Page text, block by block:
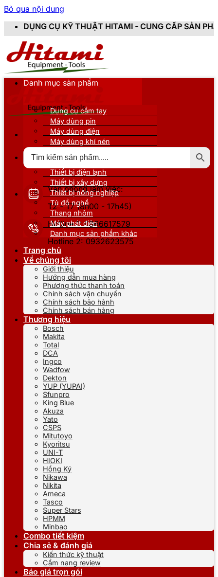
Bỏ qua nội dung
- CUNG CẤP SẢN PHẨM CHÍNH HÃNG, MỚI
Văn phòng làm việc:
T2 - T7 (8h00 - 17h45)
Hotline 1: 0866617579
Hotline 2: 0932623575
Danh mục sản phẩm
Dụng cụ cầm tay
Máy dùng pin
Máy dùng điện
Máy dùng khí nén
Thiết bị nâng đỡ
Thiết bị điện lạnh
Thiết bị xây dựng
Thiết bị nông nghiệp
Tủ đồ nghề
Thang nhôm
Máy phát điện
Danh mục sản phẩm khác
Trang chủ
Về chúng tôi
Giới thiệu
Hướng dẫn mua hàng
Phương thức thanh toán
Chính sách vận chuyển
Chính sách bảo hành
Chính sách bán hàng
Thương hiệu
Bosch
Makita
Total
DCA
Ingco
Wadfow
Dekton
YUP (YUPAI)
Sfunpro
King Blue
Akuza
Yato
CSPS
Mitutoyo
Kyoritsu
UNI-T
HIOKI
Hồng Ký
Nikawa
Nikita
Ameca
Tasco
Super Stars
HPMM
Minbao
Combo tiết kiệm
Chia sẻ & đánh giá
Kiến thức kỹ thuật
Cẩm nang review
Báo giá trọn gói